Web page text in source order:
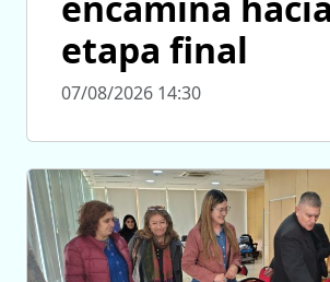
etapa final
07/08/2026 14:30